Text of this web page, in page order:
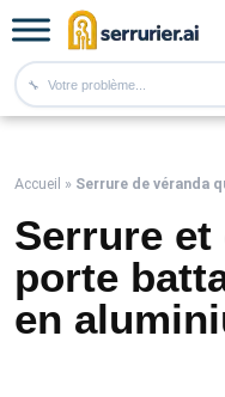
🔧
Accueil » Serrure de véranda
Serrure et
porte
en